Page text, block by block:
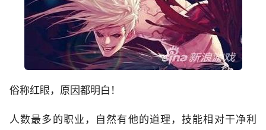
俗称红眼，原因都明白！
人数最多的职业，自然有他的道理，技能相对干净利